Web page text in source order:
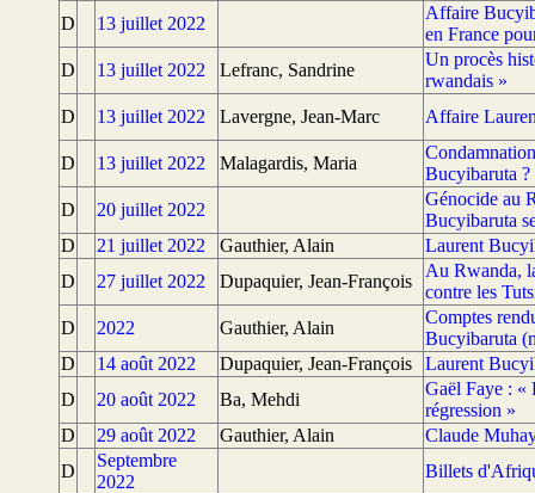
D
13 juillet 2022
Affaire
en France
D
13 juillet 2022 Lefranc, Sandrine
Un procès
rwandais »
D
13 juillet 2022 Lavergne, Jean-Marc Affaire
D 13 juillet 2022 Malagardis, Maria
Bucyibaruta ?
D
20 juillet 2022
Génocide au
Bucyibaruta
D
21 juillet 2022 Gauthier, Alain
Laurent
D
27 juillet 2022 Dupaquier, Jean-François
Au Rwanda,
contre les
D
2022 Gauthier, Alain
Comptes
Bucyibaruta
D
14 août 2022 Dupaquier, Jean-François
Laurent
D
20 août 2022 Ba, Mehdi
Gaël Faye : «
régression »
D
29 août 2022 Gauthier, Alain
Claude
D
Septembre
2022
Billets